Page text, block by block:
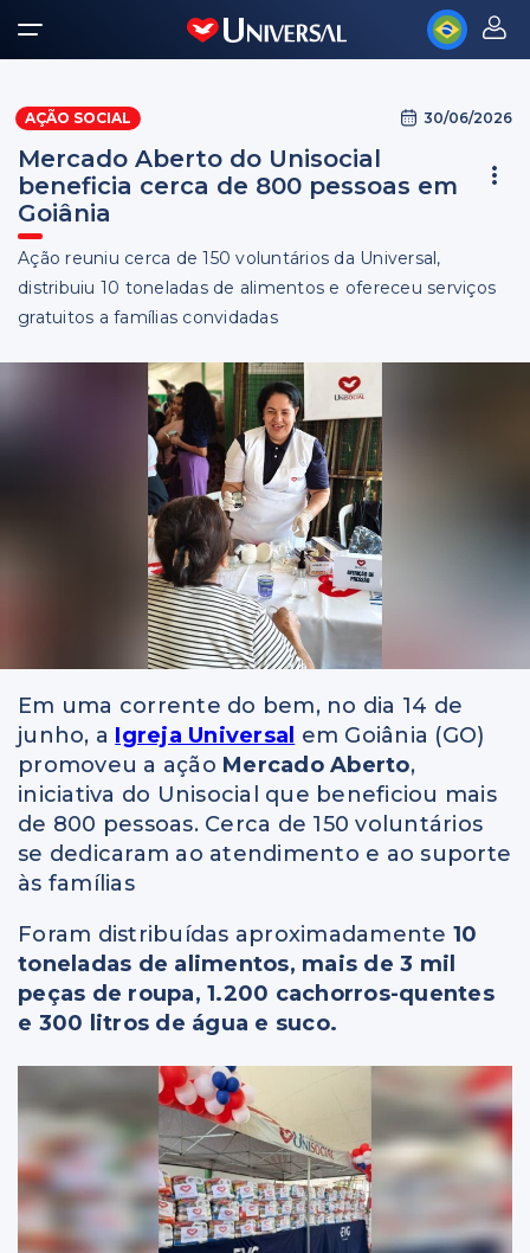
AÇÃO SOCIAL 30/06/2026
Mercado Aberto do Unisocial
beneficia cerca de 800 pessoas em
Goiânia
Ação reuniu cerca de 150 voluntários da Universal,
distribuiu 10 toneladas de alimentos e ofereceu serviços
gratuitos a famílias convidadas
Em uma corrente do bem, no dia 14 de
junho, a Igreja Universal em Goiânia (GO)
promoveu a ação Mercado Aberto,
iniciativa do Unisocial que beneficiou mais
de 800 pessoas. Cerca de 150 voluntários
se dedicaram ao atendimento e ao suporte
às famílias
Foram distribuídas aproximadamente 10
toneladas de alimentos, mais de 3 mil
peças de roupa, 1.200 cachorros-quentes
e 300 litros de água e suco.